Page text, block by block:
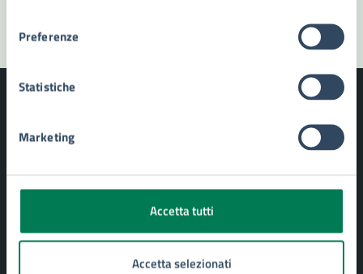
Preferenze
Statistiche
Marketing
Accetta tutti
Accetta selezionati
Aree amministrative